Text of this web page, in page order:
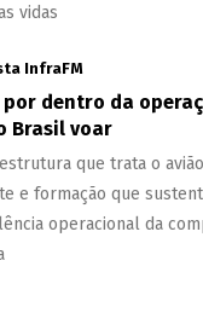
vidas
InfraFM
por dentro da
Brasil voar
que trata o
e formação que
operacional da